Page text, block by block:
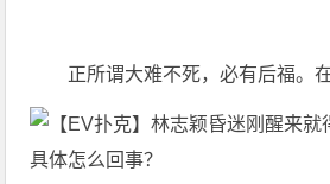
正所谓大难不死，必有后福。